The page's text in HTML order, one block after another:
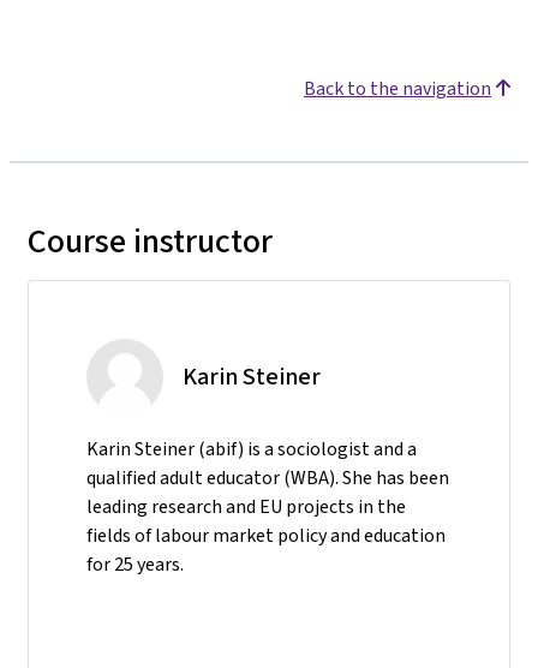
Back to the navigation
Course instructor
Karin Steiner
Karin Steiner (abif) is a sociologist and a
qualified adult educator (WBA). She has been
leading research and EU projects in the
fields of labour market policy and education
for 25 years.